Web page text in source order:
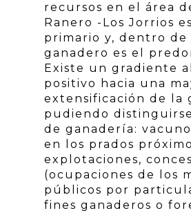
recursos en el área
Ranero -Los Jorrios
primario y, dentro de
ganadero es el
Existe un gradiente
positivo hacia una
extensificación de la
pudiendo
de ganadería:
en los prados
explotaciones,
(ocupaciones de los
públicos por
fines ganaderos o